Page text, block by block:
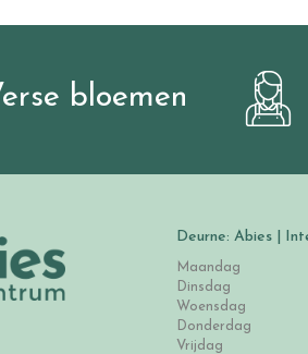
bloemen
Deurne: Abies |
Maandag
Dinsdag
Woensdag
Donderdag
Vrijdag